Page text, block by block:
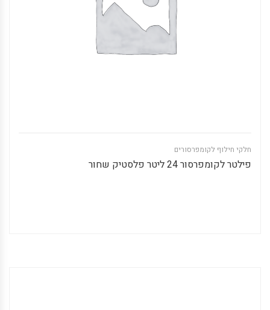
חלקי חילוף לקומפרסורים
פילטר לקומפרסור 24 ליטר פלסטיק שחור